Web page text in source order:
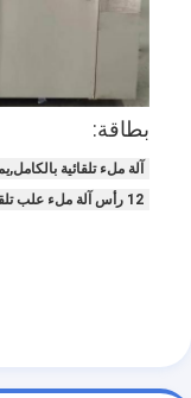
آلة تعبئة العلب
آلة إغلاق العلب
آلة تعليب
معدات تصفية
آلة التحميل
بطاقة:
آلة ملء تلقائية
12 رأس آلة ملء علب تلقائية